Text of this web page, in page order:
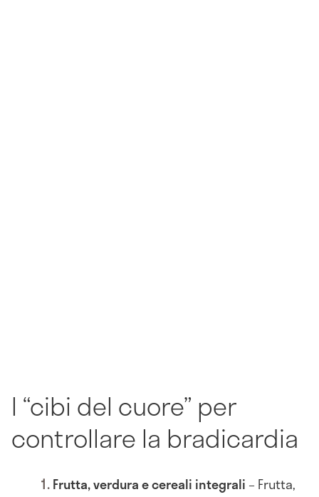
I “cibi del cuore” per
controllare la bradicardia
Frutta, verdura e cereali integrali – Frutta,